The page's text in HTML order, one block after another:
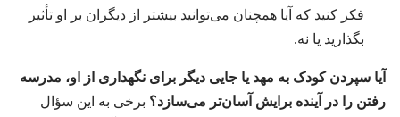
فکر کنید که آیا همچنان می‌توانید بیشتر از دیگران بر او تأثیر
بگذارید یا نه.‏
آیا سپردن کودک به مهد یا جایی دیگر برای نگهداری از او،‏ مدرسه
رفتن را در آینده برایش آسان‌تر می‌سازد؟‏ برخی به این سؤال